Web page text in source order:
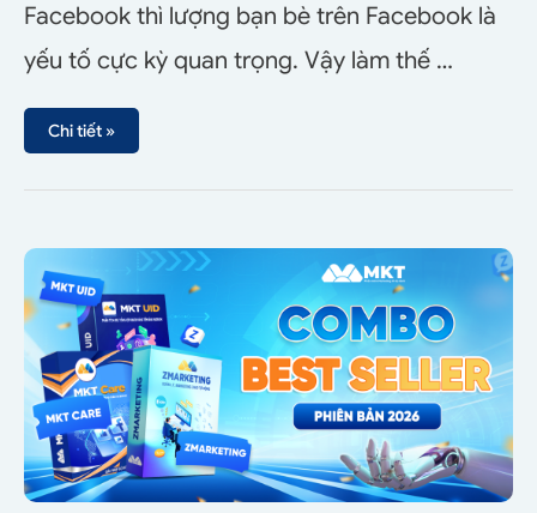
Facebook thì lượng bạn bè trên Facebook là
yếu tố cực kỳ quan trọng. Vậy làm thế …
Chi tiết »